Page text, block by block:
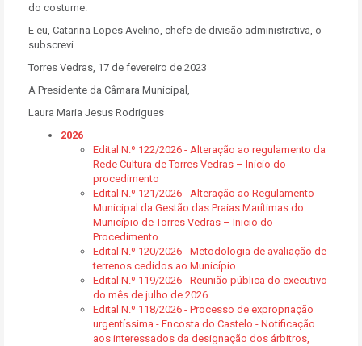
do costume.
E eu, Catarina Lopes Avelino, chefe de divisão administrativa, o
subscrevi.
Torres Vedras, 17 de fevereiro de 2023
A Presidente da Câmara Municipal,
Laura Maria Jesus Rodrigues
2026
Edital N.º 122/2026 - Alteração ao regulamento da
Rede Cultura de Torres Vedras – Início do
procedimento
Edital N.º 121/2026 - Alteração ao Regulamento
Municipal da Gestão das Praias Marítimas do
Município de Torres Vedras – Inicio do
Procedimento
Edital N.º 120/2026 - Metodologia de avaliação de
terrenos cedidos ao Município
Edital N.º 119/2026 - Reunião pública do executivo
do mês de julho de 2026
Edital N.º 118/2026 - Processo de expropriação
urgentíssima - Encosta do Castelo - Notificação
aos interessados da designação dos árbitros,